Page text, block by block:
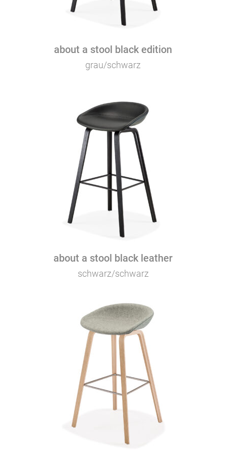
about a stool black edition
grau/schwarz
about a stool black leather
schwarz/schwarz